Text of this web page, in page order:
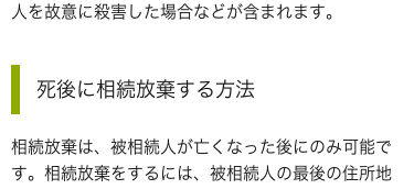
人を故意に殺害した場合などが含まれます。
死後に相続放棄する方法
相続放棄は、被相続人が亡くなった後にのみ可能で
す。相続放棄をするには、被相続人の最後の住所地